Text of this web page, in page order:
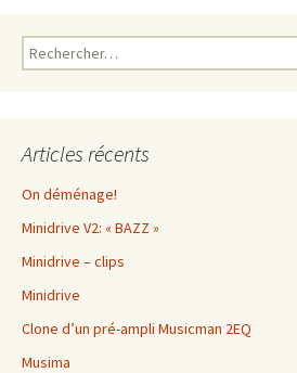
Rechercher :
Articles récents
On déménage!
Minidrive V2: « BAZZ »
Minidrive – clips
Minidrive
Clone d’un pré-ampli Musicman 2EQ
Musima